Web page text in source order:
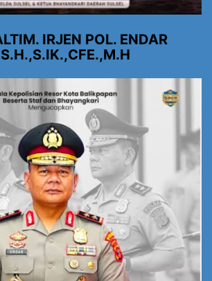
IRJEN POL. ENDAR